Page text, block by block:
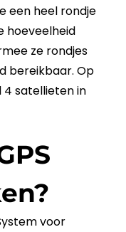
een heel rondje
hoeveelheid
ze rondjes
bereikbaar. Op
satellieten in
voor